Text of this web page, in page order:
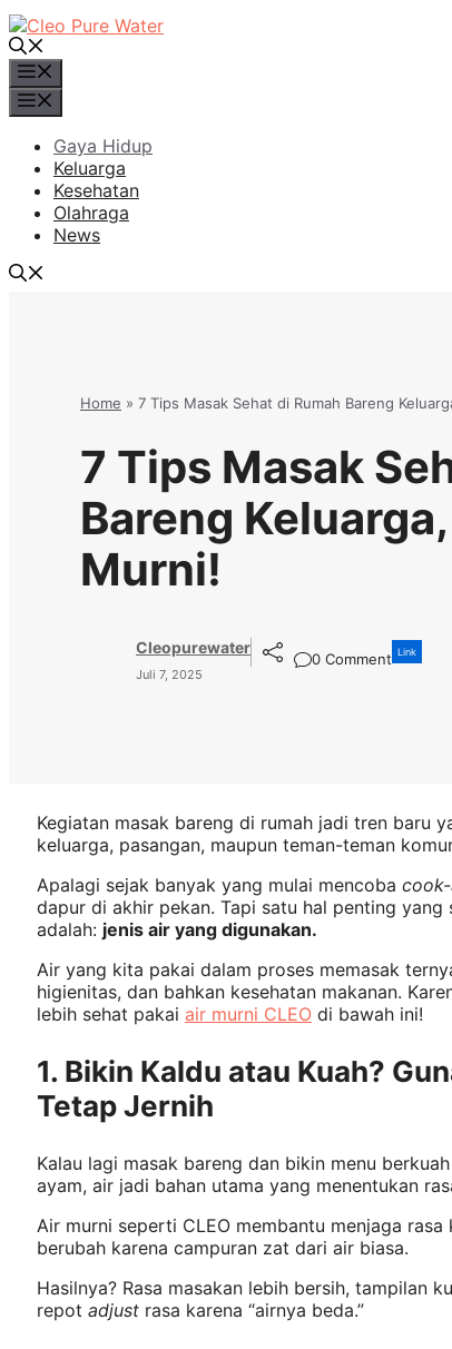
Langsung
ke
isi
Gaya Hidup
Keluarga
Kesehatan
Olahraga
News
Home » 7 Tips Masak Sehat di Rumah Bareng
7 Tips Masak
Bareng
Murni!
Cleopurewater
Juli 7, 2025
0 Comment Link
Kegiatan masak bareng di rumah jadi tren baru
keluarga, pasangan, maupun teman-teman
Apalagi sejak banyak yang mulai mencoba
dapur di akhir pekan. Tapi satu hal penting
adalah: jenis air yang digunakan.
Air yang kita pakai dalam proses memasak
higienitas, dan bahkan kesehatan makanan.
lebih sehat pakai air murni CLEO di bawah ini!
1. Bikin Kaldu atau Kuah?
Tetap Jernih
Kalau lagi masak bareng dan bikin menu
ayam, air jadi bahan utama yang menentukan
Air murni seperti CLEO membantu menjaga
berubah karena campuran zat dari air biasa.
Hasilnya? Rasa masakan lebih bersih, tampilan
repot adjust rasa karena “airnya beda.”